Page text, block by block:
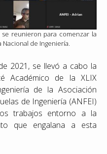
reunieron para comenzar la
Nacional de Ingeniería.
2021, se llevó a cabo la
Académico de la XLIX
de la Asociación
de Ingeniería (ANFEI)
trabajos entorno a la
que engalana a esta